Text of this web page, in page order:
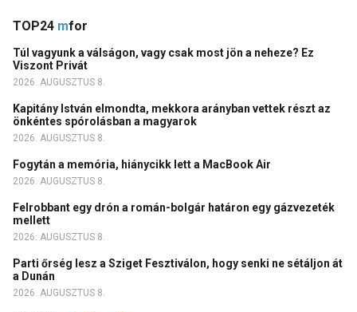
TOP24 mfor
Túl vagyunk a válságon, vagy csak most jön a neheze? Ez
Viszont Privát
2026. AUGUSZTUS 8.
Kapitány István elmondta, mekkora arányban vettek részt az
önkéntes spórolásban a magyarok
2026. AUGUSZTUS 8.
Fogytán a memória, hiánycikk lett a MacBook Air
2026. AUGUSZTUS 8.
Felrobbant egy drón a román-bolgár határon egy gázvezeték
mellett
2026. AUGUSZTUS 8.
Parti őrség lesz a Sziget Fesztiválon, hogy senki ne sétáljon át
a Dunán
2026. AUGUSZTUS 8.